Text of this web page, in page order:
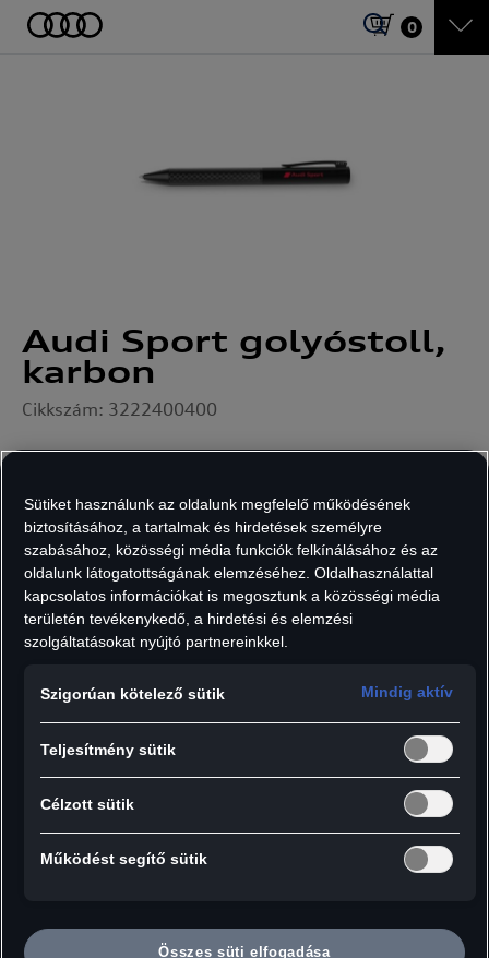
0
Audi Sport golyóstoll,
karbon
Cikkszám: 3222400400
Áfát tartalmaz, szállítási költségek nélkül.
Hozzáadás a kosárhoz
Akár az irodában, akár a mindennapi életben: az
elegáns Audi Sport golyóstoll karbon felülettel
és fekete tollbetéttel mindenkit lenyűgöz.
Részletek:
- Kiváló minőségű fekete színű tollbetét (10000
Sütiket használunk az oldalunk megfelelő működésének
biztosításához, a tartalmak és hirdetések személyre
szabásához, közösségi média funkciók felkínálásához és az
oldalunk látogatottságának elemzéséhez. Oldalhasználattal
kapcsolatos információkat is megosztunk a közösségi média
területén tevékenykedő, a hirdetési és elemzési
szolgáltatásokat nyújtó partnereinkkel.
Szigorúan kötelező sütik Mindig aktív
Teljesítmény sütik
Célzott sütik
Működést segítő sütik
Összes süti elfogadása